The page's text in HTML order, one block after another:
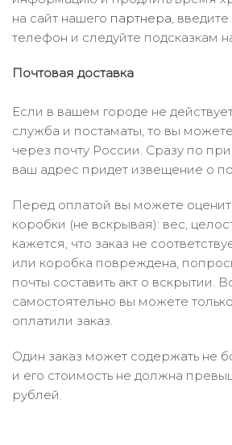
на сайт нашего партнера,
телефон и следуйте подсказкам
Почтовая доставка
Если в вашем городе не
служба и постаматы, то вы можете
через почту России. Сразу по
ваш адрес придет извещение о
Перед оплатой вы можете
коробки (не вскрывая): вес,
кажется, что заказ не
или коробка повреждена,
почты составить акт о вскрытии.
самостоятельно вы можете
оплатили заказ.
Один заказ может содержать не
и его стоимость не должна
рублей.